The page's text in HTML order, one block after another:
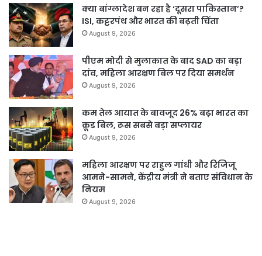
क्या बांग्लादेश बन रहा है ‘दूसरा पाकिस्तान’?
ISI, कट्टरपंथ और भारत की बढ़ती चिंता
August 9, 2026
पीएम मोदी से मुलाकात के बाद SAD का बड़ा
दांव, महिला आरक्षण बिल पर दिया समर्थन
August 9, 2026
कम तेल आयात के बावजूद 26% बढ़ा भारत का
क्रूड बिल, रूस सबसे बड़ा सप्लायर
August 9, 2026
महिला आरक्षण पर राहुल गांधी और रिजिजू
आमने-सामने, केंद्रीय मंत्री ने बताए संविधान के
नियम
August 9, 2026